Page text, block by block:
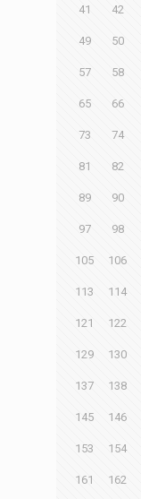
41 42
49 50
57 58
65 66
73 74
81 82
89 90
97 98
105 106
113 114
121 122
129 130
137 138
145 146
153 154
161 162